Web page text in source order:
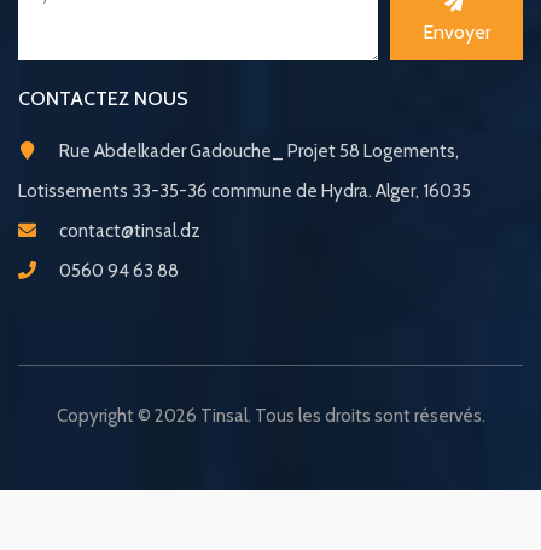
Envoyer
CONTACTEZ NOUS
Rue Abdelkader Gadouche_ Projet 58 Logements,
Lotissements 33-35-36 commune de Hydra. Alger, 16035
contact@tinsal.dz
0560 94 63 88
Copyright © 2026 Tinsal. Tous les droits sont réservés.